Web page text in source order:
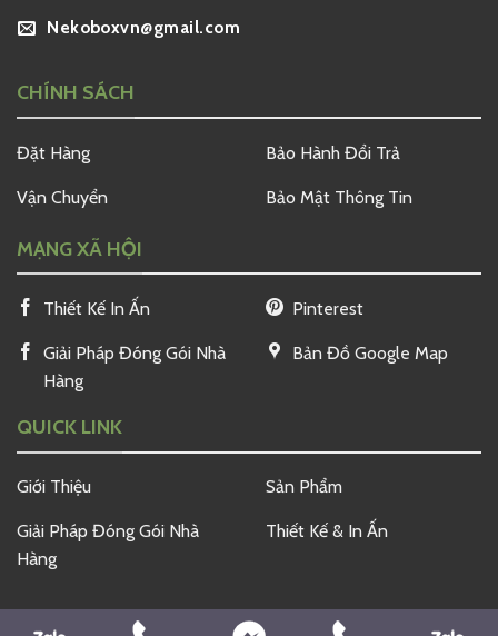
Nekoboxvn@gmail.com
CHÍNH SÁCH
Đặt Hàng
Vận Chuyển
Bảo Hành Đổi Trả
Bảo Mật Thông Tin
MẠNG XÃ HỘI
Thiết Kế In Ấn
Giải Pháp Đóng Gói Nhà
Hàng
Pinterest
Bản Đồ Google Map
QUICK LINK
Giới Thiệu
Giải Pháp Đóng Gói Nhà
Hàng
Sản Phẩm
Thiết Kế & In Ấn